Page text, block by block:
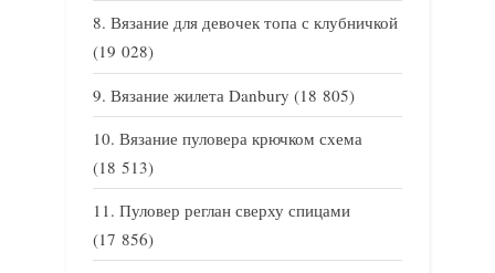
Вязание для девочек топа с клубничкой
(19 028)
Вязание жилета Danbury (18 805)
Вязание пуловера крючком схема
(18 513)
Пуловер реглан сверху спицами
(17 856)